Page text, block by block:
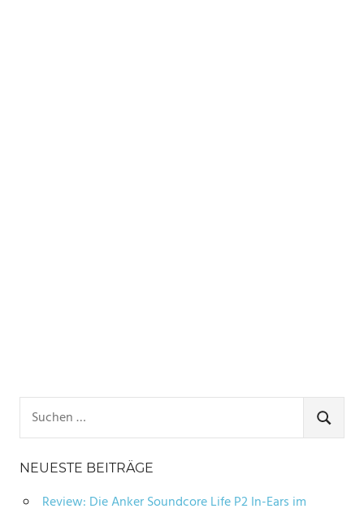
nach:
SUCHEN
NEUESTE BEITRÄGE
Review: Die Anker Soundcore Life P2 In-Ears im